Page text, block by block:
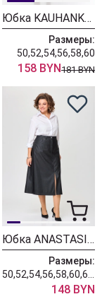
Юбка KAUHANKA 001
Размеры:
50,52,54,56,58,60
158 BYN181 BYN
Юбка ANASTASIA MAK 1215 черный
Размеры:
148 BYN